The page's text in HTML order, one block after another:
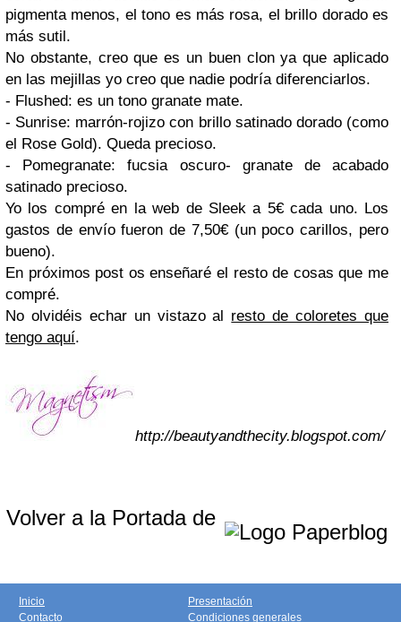
pigmenta menos, el tono es más rosa, el brillo dorado es
más sutil.
No obstante, creo que es un buen clon ya que aplicado
en las mejillas yo creo que nadie podría diferenciarlos.
- Flushed: es un tono granate mate.
- Sunrise: marrón-rojizo con brillo satinado dorado (como
el Rose Gold). Queda precioso.
- Pomegranate: fucsia oscuro- granate de acabado
satinado precioso.
Yo los compré en la web de Sleek a 5€ cada uno. Los
gastos de envío fueron de 7,50€ (un poco carillos, pero
bueno).
En próximos post os enseñaré el resto de cosas que me
compré.
No olvidéis echar un vistazo al resto de coloretes que
tengo aquí.
http://beautyandthecity.blogspot.com/
Volver a la Portada de
Inicio
Contacto
Presentación
Condiciones generales